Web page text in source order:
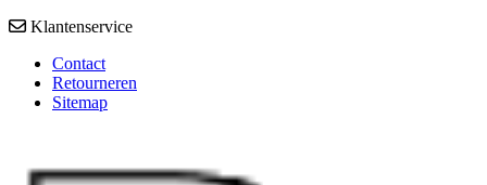
Klantenservice
Contact
Retourneren
Sitemap